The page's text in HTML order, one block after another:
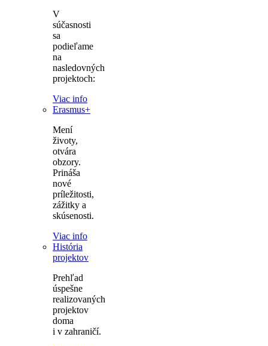
V
súčasnosti
sa
podieľame
na
nasledovných
projektoch:
Viac info
Erasmus+
Mení
životy,
otvára
obzory.
Prináša
nové
príležitosti,
zážitky a
skúsenosti.
Viac info
História
projektov
Prehľad
úspešne
realizovaných
projektov
doma
i v zahraničí.